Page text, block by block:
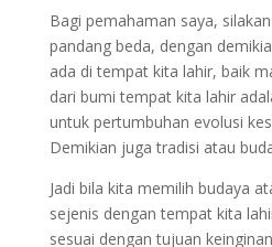
Bagi pemahaman saya,
pandang beda, dengan
ada di tempat kita lahir, baik
dari bumi tempat kita lahir
untuk pertumbuhan evolusi
Demikian juga tradisi atau
Jadi bila kita memilih budaya
sejenis dengan tempat kita
sesuai dengan tujuan